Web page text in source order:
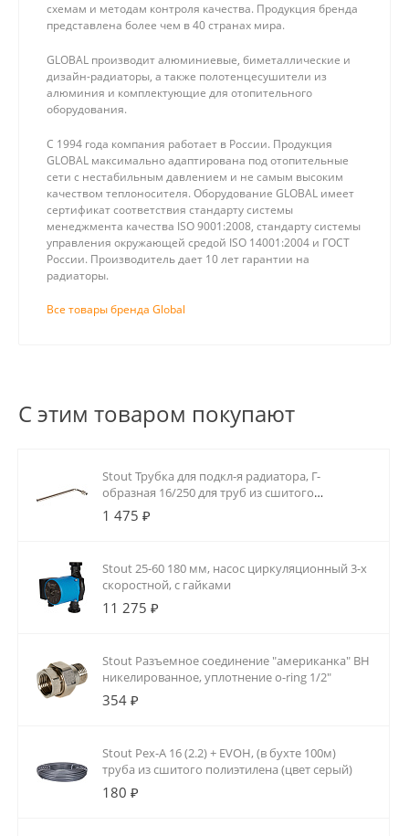
схемам и методам контроля качества. Продукция бренда
представлена более чем в 40 странах мира.
GLOBAL производит алюминиевые, биметаллические и
дизайн-радиаторы, а также полотенцесушители из
алюминия и комплектующие для отопительного
оборудования.
С 1994 года компания работает в России. Продукция
GLOBAL максимально адаптирована под отопительные
сети с нестабильным давлением и не самым высоким
качеством теплоносителя. Оборудование GLOBAL имеет
сертификат соответствия стандарту системы
менеджмента качества ISO 9001:2008, стандарту системы
управления окружающей средой ISO 14001:2004 и ГОСТ
России. Производитель дает 10 лет гарантии на
радиаторы.
Все товары бренда Global
С этим товаром покупают
Stout Трубка для подкл-я радиатора, Г-
образная 16/250 для труб из сшитого
полиэтилена аксиальный
1 475 ₽
Stout 25-60 180 мм, насос циркуляционный 3-х
скоростной, с гайками
11 275 ₽
Stout Разъемное соединение "американка" ВН
никелированное, уплотнение o-ring 1/2"
354 ₽
Stout Pex-A 16 (2.2) + EVOH, (в бухте 100м)
труба из сшитого полиэтилена (цвет серый)
180 ₽